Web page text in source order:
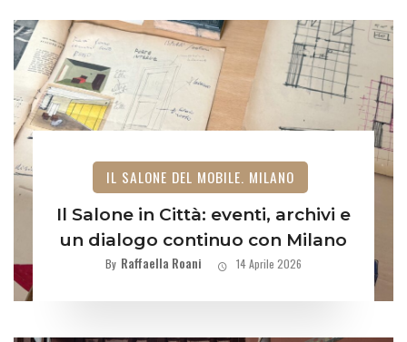
IL SALONE DEL MOBILE. MILANO
Il Salone in Città: eventi, archivi e
un dialogo continuo con Milano
By Raffaella Roani 14 Aprile 2026